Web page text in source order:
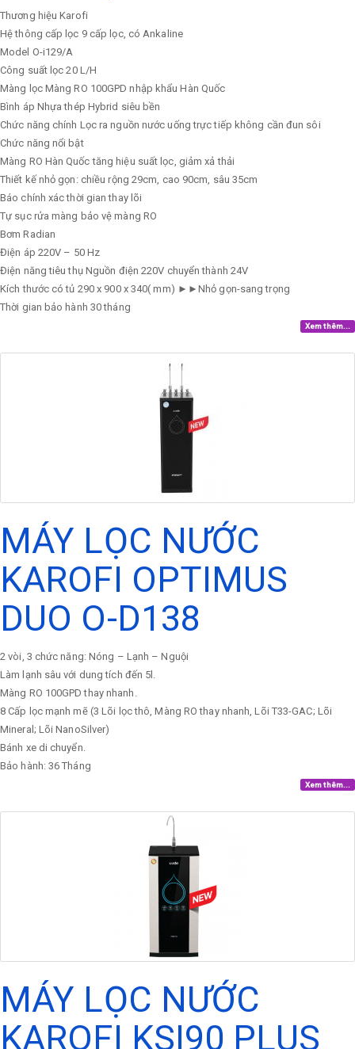
Thương hiệu Karofi
Hệ thông cấp lọc 9 cấp lọc, có Ankaline
Model O-i129/A
Công suất lọc 20 L/H
Màng lọc Màng RO 100GPD nhập khẩu Hàn Quốc
Bình áp Nhựa thép Hybrid siêu bền
Chức năng chính Lọc ra nguồn nước uống trực tiếp không cần đun sôi
Chức năng nổi bật
Màng RO Hàn Quốc tăng hiệu suất lọc, giảm xả thải
Thiết kế nhỏ gọn: chiều rộng 29cm, cao 90cm, sâu 35cm
Báo chính xác thời gian thay lõi
Tự sục rửa màng bảo vệ màng RO
Bơm Radian
Điện áp 220V – 50 Hz
Điện năng tiêu thụ Nguồn điện 220V chuyển thành 24V
Kích thước có tủ 290 x 900 x 340( mm) ►►Nhỏ gọn-sang trọng
Thời gian bảo hành 30 tháng
Xem thêm...
MÁY LỌC NƯỚC
KAROFI OPTIMUS
DUO O-D138
2 vòi, 3 chức năng: Nóng – Lạnh – Nguội
Làm lạnh sâu với dung tích đến 5l.
Màng RO 100GPD thay nhanh.
8 Cấp lọc mạnh mẽ (3 Lõi lọc thô, Màng RO thay nhanh, Lõi T33-GAC; Lõi
Mineral; Lõi NanoSilver)
Bánh xe di chuyển.
Bảo hành: 36 Tháng
Xem thêm...
MÁY LỌC NƯỚC
KAROFI KSI90 PLUS